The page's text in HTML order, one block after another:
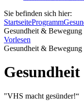
Sie befinden sich hier:
StartseiteProgramm
Gesundheit & Bewegung
Vorlesen
Gesundheit & Bewegung
"VHS macht gesünder!“